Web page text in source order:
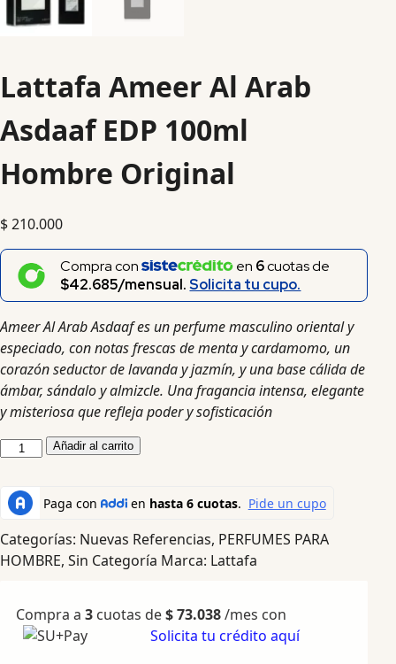
Lattafa Ameer Al Arab
Asdaaf EDP 100ml
Hombre Original
$210.000
Compra con en 6cuotas de
$42.685/mensual.Solicita tu cupo.
Ameer Al Arab Asdaaf es un perfume masculino oriental y
especiado, con notas frescas de menta y cardamomo, un
corazón seductor de lavanda y jazmín, y una base cálida de
ámbar, sándalo y almizcle. Una fragancia intensa, elegante
y misteriosa que refleja poder y sofisticación
Añadir al carrito
Categorías: Nuevas Referencias, PERFUMES PARA
HOMBRE, Sin Categoría Marca: Lattafa
Compra a 3 cuotas de$73.038/mes con
Solicita tu crédito aquí